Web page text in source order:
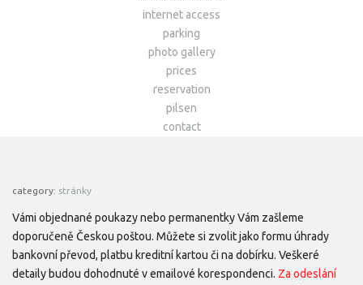
internet access
parking
photo gallery
prices
reservation
pilsen
contact
category: stránky
Vámi objednané poukazy nebo permanentky Vám zašleme
doporučeně Českou poštou. Můžete si zvolit jako formu úhrady
bankovní převod, platbu kreditní kartou či na dobírku. Veškeré
detaily budou dohodnuté v emailové korespondenci. Za odeslání